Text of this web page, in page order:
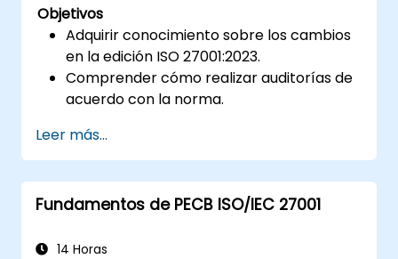
Objetivos
Adquirir conocimiento sobre los cambios
en la edición ISO 27001:2023.
Comprender cómo realizar auditorías de
acuerdo con la norma.
Leer más...
Fundamentos de PECB ISO/IEC 27001
14 Horas